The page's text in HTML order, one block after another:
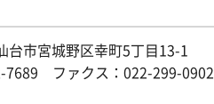
市宮城野区幸町5丁目13-1
7689 ファクス：022-299-0902